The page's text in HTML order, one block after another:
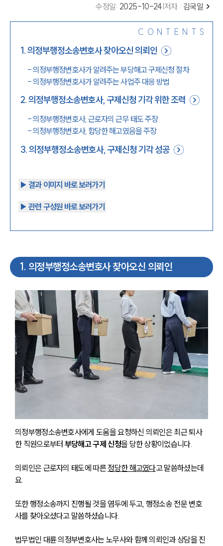
수정일: 2025-10-24 |저자 : 김국일
CONTENTS
1.의정부행정소송변호사 찾아오신 의뢰인
-의정부행정변호사가 알려주는 부당해고 구제신청 절차
-의정부행정변호사가 알려주는 사업주 대응 방법
2.의정부행정소송변호사, 구제신청 기각 위한 조력
-의정부행정변호사, 근로자의 근무 태도 주장
-의정부행정변호사, 합당한 해고였음을 주장
3.의정부행정소송변호사, 구제신청 기각 성공
▶︎ 결과 이미지 바로 보러가기
▶︎ 관련 구성원 바로 보러가기
1 . 의정부행정소송변호사 찾아오신 의뢰인
의정부행정소송변호사에게 도움을 요청하신 의뢰인은 최근 퇴사
한 직원으로부터 부당해고 구제 신청을 당한 상황이었습니다.
의뢰인은 근로자의 태도에 따른 정당한 해고였다고 말씀하셨는데
요.
또한 행정소송까지 진행될 것을 염두에 두고, 행정소송 전문 변호
사를 찾아오셨다고 말씀하셨습니다.
법무법인 대륜 의정부변호사는 노무사와 함께 의뢰인과 상담을 진